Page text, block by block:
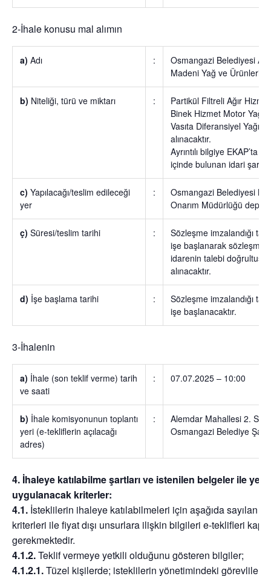
2-İhale konusu mal alımın
a) Adı :
Osmangazi Belediyesi
Madeni Yağ ve Ürünleri
b) Niteliği, türü ve miktarı :
Partikül Filtreli Ağır
Binek Hizmet Motor Yağı
Vasıta Diferansiyel Yağı
alınacaktır.
Ayrıntılı bilgiye EKAP’ta
içinde bulunan idari
c) Yapılacağı/teslim edileceği
yer
:
Osmangazi Belediyesi
Onarım Müdürlüğü
ç) Süresi/teslim tarihi :
Sözleşme imzalandığı
işe başlanarak sözleşme
idarenin talebi
alınacaktır.
d) İşe başlama tarihi :
Sözleşme imzalandığı
işe başlanacaktır.
3-İhalenin
a) İhale (son teklif verme) tarih
ve saati
: 07.07.2025 – 10:00
b) İhale komisyonunun toplantı
yeri (e-tekliflerin açılacağı
adres)
:
Alemdar Mahallesi 2.
Osmangazi Belediye
4. İhaleye katılabilme şartları ve istenilen belgeler ile
uygulanacak kriterler:
4.1. İsteklilerin ihaleye katılabilmeleri için aşağıda sayılan
kriterleri ile fiyat dışı unsurlara ilişkin bilgileri e-teklifleri
gerekmektedir.
4.1.2.Teklif vermeye yetkili olduğunu gösteren bilgiler;
4.1.2.1.Tüzel kişilerde; isteklilerin yönetimindeki görevliler